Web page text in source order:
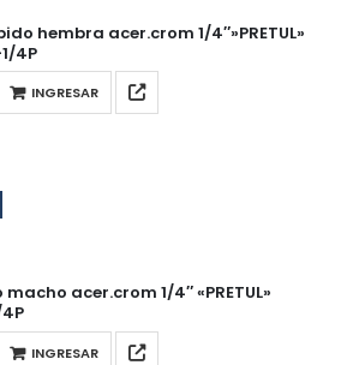
hembra acer.crom 1/4″»PRETUL»
4P
INGRESAR
acer.crom 1/4″ «PRETUL»
INGRESAR